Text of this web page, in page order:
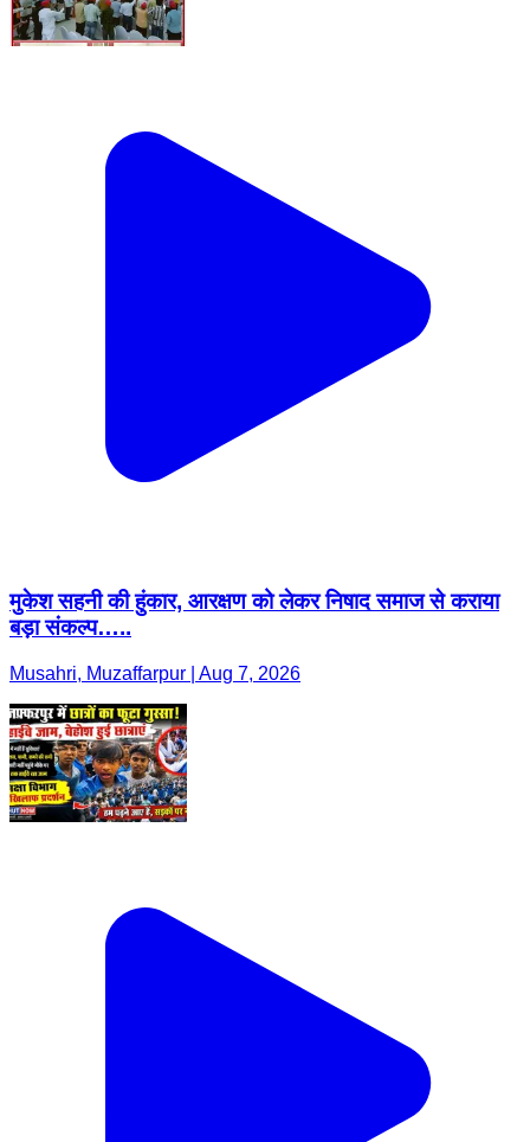
मुकेश सहनी की हुंकार, आरक्षण को लेकर निषाद समाज से कराया
बड़ा संकल्प…..
Musahri, Muzaffarpur | Aug 7, 2026